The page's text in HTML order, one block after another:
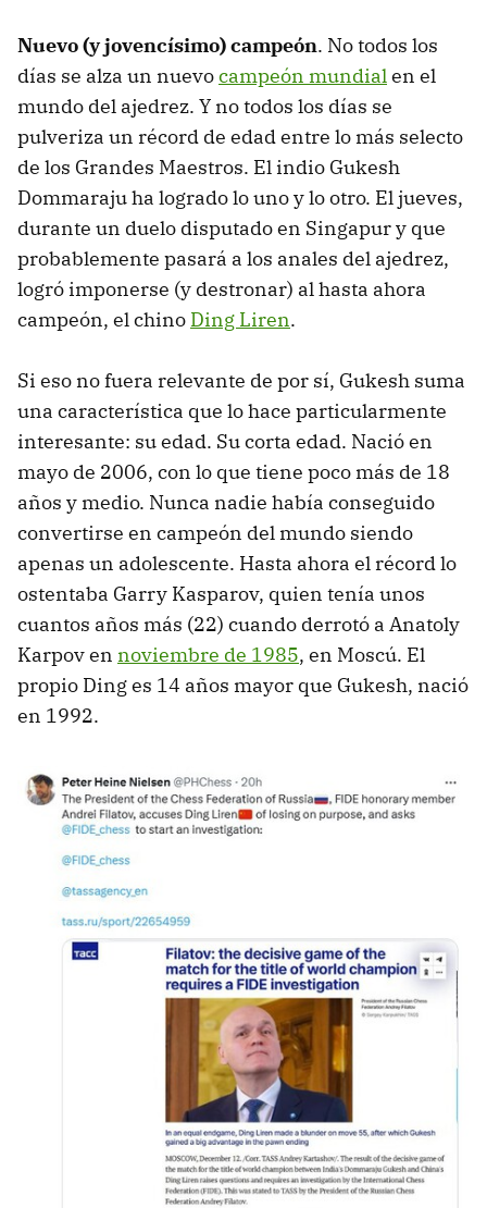
Nuevo (y jovencísimo) campeón. No todos los
días se alza un nuevocampeón mundialen el
mundo del ajedrez. Y no todos los días se
pulveriza un récord de edad entre lo más selecto
de los Grandes Maestros. El indio Gukesh
Dommaraju ha logrado lo uno y lo otro. El jueves,
durante un duelo disputado en Singapur y que
probablemente pasará a los anales del ajedrez,
logró imponerse (y destronar) al hasta ahora
campeón, el chino Ding Liren.
Si eso no fuera relevante de por sí, Gukesh suma
una característica que lo hace particularmente
interesante: su edad. Su corta edad. Nació en
mayo de 2006, con lo que tiene poco más de 18
años y medio. Nunca nadie había conseguido
convertirse en campeón del mundo siendo
apenas un adolescente. Hasta ahora el récord lo
ostentaba Garry Kasparov, quien tenía unos
cuantos años más (22) cuando derrotó a Anatoly
Karpov en noviembre de 1985, en Moscú. El
propio Ding es 14 años mayor que Gukesh, nació
en 1992.